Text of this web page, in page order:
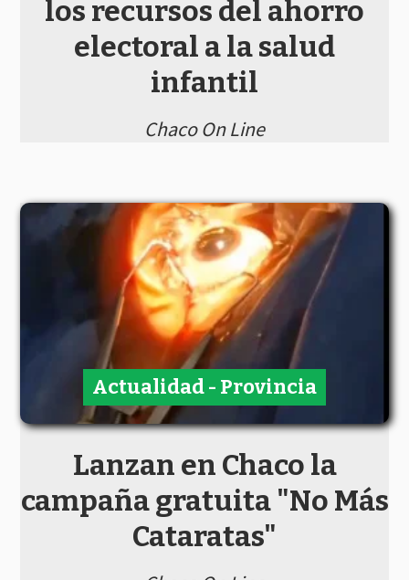
los recursos del ahorro
electoral a la salud
infantil
Chaco On Line
Lanzan en Chaco la
campaña gratuita "No Más
Cataratas"
Actualidad - Provincia